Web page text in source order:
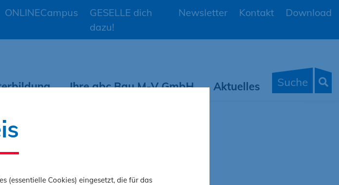
(essentielle Cookies) eingesetzt, die für das
ONLINECampus
GESELLE dich
dazu!
Newsletter Kontakt Download
Ihre abc Bau M-V GmbH Aktuelles Suche